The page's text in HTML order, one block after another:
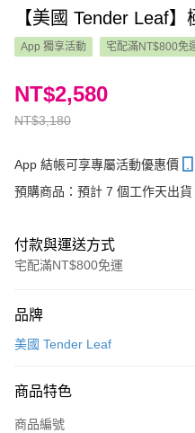
【美國 Tender Leaf】
App 獨享活動 宅配滿NT$800免
NT$3,180
NT$2,580
App 結帳可享專屬活動優惠價
預購商品：預計 7 個工作天出貨
付款與運送方式
宅配滿NT$800免運
信用卡一次付款
Apple Pay
大哥付你分期
品牌
美國 Tender Leaf
商品特色
商品編號